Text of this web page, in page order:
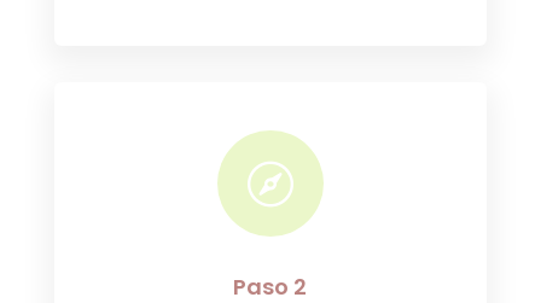

Paso 2